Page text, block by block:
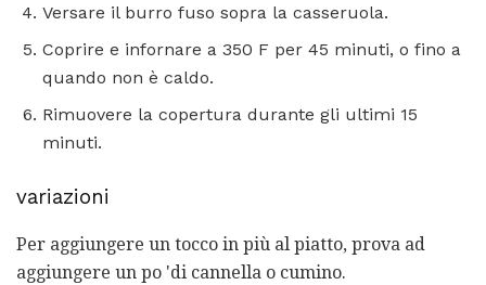
Versare il burro fuso sopra la casseruola.
Coprire e infornare a 350 F per 45 minuti, o fino a
quando non è caldo.
Rimuovere la copertura durante gli ultimi 15
minuti.
variazioni
Per aggiungere un tocco in più al piatto, prova ad
aggiungere un po 'di cannella o cumino.